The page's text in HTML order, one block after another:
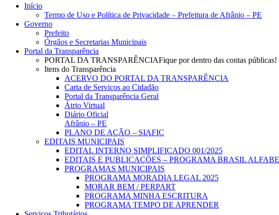
Close
Início
Termo de Uso e Política de Privacidade – Prefeitura de Afrânio – PE
Governo
Prefeito
Órgãos e Secretarias Municipais
Portal da Transparência
PORTAL DA TRANSPARÊNCIAFique por dentro das contas públicas!
Itens do Transparência
ACERVO DO PORTAL DA TRANSPARÊNCIA
Carta de Serviços ao Cidadão
Portal da Transparência Geral
Átrio Virtual
Diário Oficial
Afrânio – PE
PLANO DE AÇÃO – SIAFIC
EDITAIS MUNICIPAIS
EDITAL INTERNO SIMPLIFICADO 001/2025
EDITAIS E PUBLICAÇÕES – PROGRAMA BRASIL
PROGRAMAS MUNICIPAIS
PROGRAMA MORADIA LEGAL 2025
MORAR BEM / PERPART
PROGRAMA MINHA ESCRITURA
PROGRAMA TEMPO DE APRENDER